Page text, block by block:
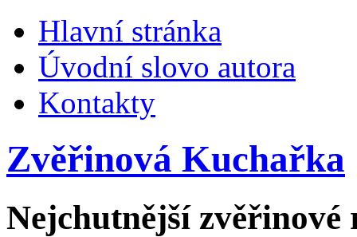
Hlavní stránka
Úvodní slovo autora
Kontakty
Zvěřinová Kuchařka
Nejchutnější zvěřinové